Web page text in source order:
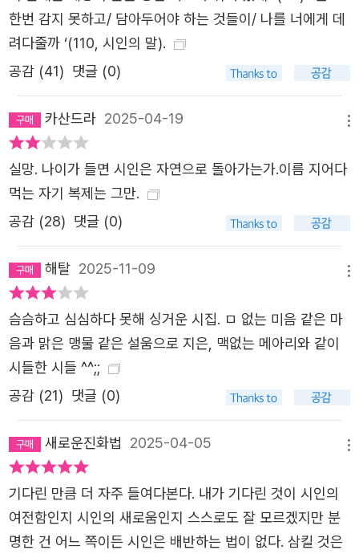
여백마저 독자들에게 더욱 풍요로운 감성을 제공한다. 조용
하지만 강력한 울림으로 삶의 진정한 의미를 새삼 돌아보게
한다. “낯선 길에서 누군가와 눈인사나 하고 싶어”(「생일과
기일이 너무 가깝다」)지는 마음이 뭉근하게 일어나게 한다.
이것이 많은 이들이 박준의 시를 아껴 읽는 이유일 것이다.
평소 시를 즐기지 않는 이들의 마음에도 시인은 자신의 이름
을 올곧게 새겨왔다. 그의 시를 기다려온 모두가 이 한권에
담긴 깊은 숨결과 묵묵한 사랑에 다시금 마음이 젖을 것이
다.
한번 감지 못하고/ 담아두어야 하는 것들이/ 나를 너에게 데
려다줄까 ‘(110, 시인의 말).
공감 (41) 댓글 (0)
카산드라 2025-04-19
실망. 나이가 들면 시인은 자연으로 돌아가는가.이름 지어다
먹는 자기 복제는 그만.
공감 (28) 댓글 (0)
해탈 2025-11-09
슴슴하고 심심하다 못해 싱거운 시집. ㅁ 없는 미음 같은 마
음과 맑은 맹물 같은 설움으로 지은, 맥없는 메아리와 같이
시들한 시들 ^^;;
공감 (21) 댓글 (0)
새로운진화법 2025-04-05
기다린 만큼 더 자주 들여다본다. 내가 기다린 것이 시인의
여전함인지 시인의 새로움인지 스스로도 잘 모르겠지만 분
명한 건 어느 쪽이든 시인은 배반하는 법이 없다. 삼킬 것은